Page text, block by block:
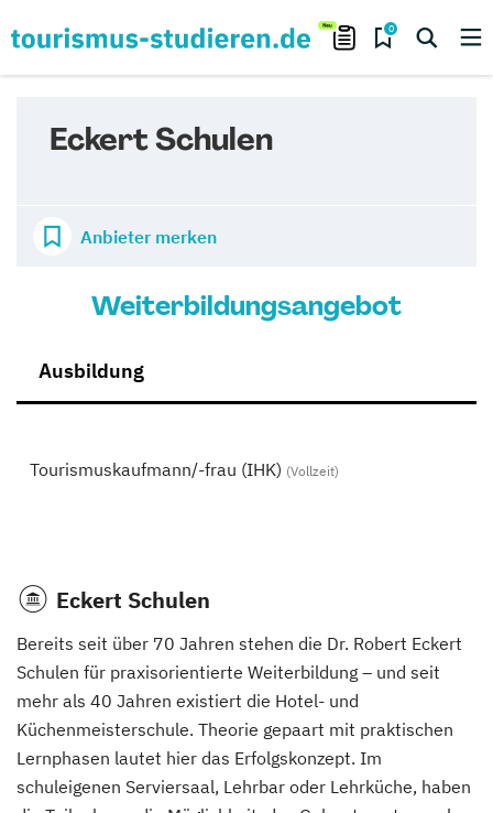
0
Eckert Schulen
Anbieter merken
Weiterbildungsangebot
Ausbildung
Tourismuskaufmann/-frau (IHK) (Vollzeit)
Eckert Schulen
Bereits seit über 70 Jahren stehen die Dr. Robert Eckert
Schulen für praxisorientierte Weiterbildung – und seit
mehr als 40 Jahren existiert die Hotel- und
Küchenmeisterschule. Theorie gepaart mit praktischen
Lernphasen lautet hier das Erfolgskonzept. Im
schuleigenen Serviersaal, Lehrbar oder Lehrküche, haben